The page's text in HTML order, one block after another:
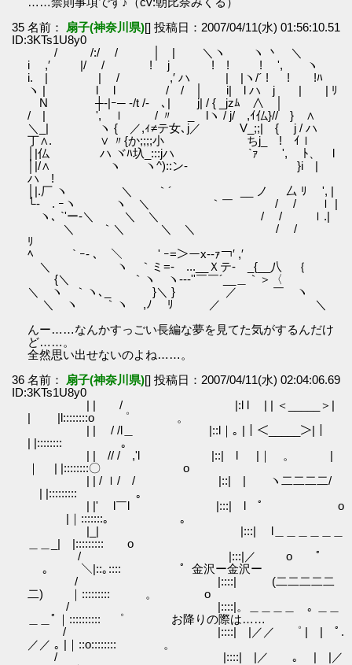
35 名前：
扇子(神奈川県)[] 投稿日：2007/04/11(水) 01:56:10.51
ID:3KTs1U8y0
/ /:/ / │ | ＼ヽ ヽ 丶 ＼
i ,′ |/ / ! j ! ! ! ', ヽ
i. | | / ,′ ハ | |ヽ/´ ! ! !ﾊ
ヽ | l l / / │ i| l ハ j | | ﾘ
N ┼‐|ｰ─ -/t /- ､| j| / { _jzﾑ ∧ │
/ | ', ｌ / 〃 _ lヽ / j/ ,ｲ仏}// } ∧
＼_| ヽ { ／,ｨ≠テ女､j／ V_;;| { j / ハ
丁∧. ∨ 〃{か;;;;小 ちj_ ! ｲｌ
│|仏 ハ ヾﾊ圦_:::jハ `ｧ ', ﾄ、 l
│|/∧ ヽ ヽ^)::ン‐ }i |
ハ !
│|.厂 ヽ ＼ ｀´ __ ノ 厶 ﾘ ', |
└‐ゝ. ｰヽ ヽ ＼ ｀￣ / / ｌ |
ヽ､ `'ー‐＼ ＼ ＼ / / ｌ.|
＼ ｀＼ ＼ ＼ / /
ﾘ
ﾍ ` ｰ- ､ ＼ ' ｰ=＞ーx‐‐ｧ￢′ ,′
＼ ヽ ｀ミ=- ...__Ｘテ‐ゝ_{__八 ｛
{＼ ｀ヽ ヽ-‐‐''￣￣´__＿｀＞〈
＼ ヽ ｀ヽ､_ }＼ } ／ ￣ ヽ
＼ ヽ ｀ヽ ,ﾉ ﾘ ／ ＼
んー……なんかすっごい長編な夢を見てた気がするんだけ
ど……。
全然思い出せないのよね……。
36 名前：
扇子(神奈川県)[] 投稿日：2007/04/11(水) 02:04:06.69
ID:3KTs1U8y0
| | / |:l l | | ＜_____＞|
| |l::::::::o ゜ 。
| | / /l＿ |::l｜｡ |｜＜_____＞|｜
| |:::::::: 。
| | // / ,'l |::| l |｜ 。 |
｜ | |::::::::〇 o
| | / ｌ/ / |::| | ヽ二二二二/
| |::::::::: ｡
| |' l￣l |:::| l ﾟ o
|｜:::::::｡ 。
|_| |:::| l＿＿＿＿＿＿
＿＿_| |::::::::: o
/ |:::|／ o ﾟ
。 ＼|::｡:::: ゜金沢ー金沢ー
/ |::::| (二二二二二
二) ｜::::::::: 。 o
/ |::::|。＿＿＿＿ ｡ ＿＿
＿＿ﾟ｜:::::::::: ゜ お降りの際は……
/ |::::| |／／ ゜ | | ﾟ.
／／ ｡ |｜::o:::::::: 。
/ |::::| |／ ｡ | |／